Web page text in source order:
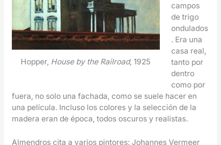
Hopper, House by the Railroad, 1925
campos
de trigo
ondulados
. Era una
casa real,
tanto por
dentro
como por
fuera, no solo una fachada, como se suele hacer en
una película. Incluso los colores y la selección de la
madera eran de época, todos oscuros y realistas.
Almendros cita a varios pintores: Johannes Vermeer